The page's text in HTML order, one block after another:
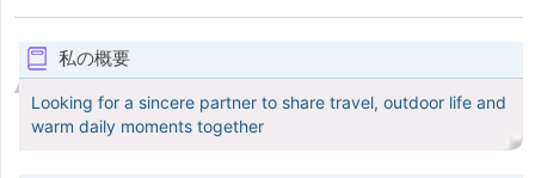
私の概要
Looking for a sincere partner to share travel, outdoor life and
warm daily moments together